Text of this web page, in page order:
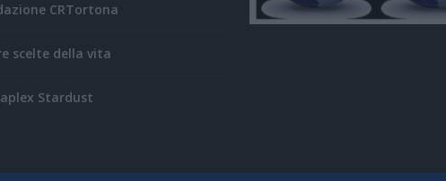
CRTortona
scelte della vita
Stardust